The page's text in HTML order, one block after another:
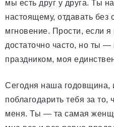
мы есть друг у друга. Ты
настоящему, отдавать без
мгновение. Прости, если
достаточно часто, но ты
праздником, моя
Сегодня наша годовщина,
поблагодарить тебя за
меня. Ты — та самая